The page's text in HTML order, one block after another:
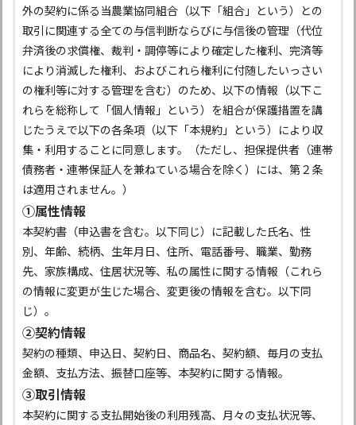
外の契約に係る当農業協同組合（以下「組合」という）との
取引に関連する全ての与信判断ならびに与信後の管理（代位
弁済後の求償権、裁判・調停等により確定した権利、完済等
により消滅した権利、およびこれら権利に付随したいっさい
の権利等に対する管理を含む）のため、以下の情報（以下こ
れらを総称して「個人情報」という）を組合が保護措置を講
じたうえで以下の各条項（以下「本規約」という）により収
集・利用することに同意します。（ただし、担保提供者（連帯
債務者・連帯保証人を兼ねている場合を除く）には、第２条
は適用されません。）
①属性情報
本契約書（申込書を含む。以下同じ）に記載した氏名、性
別、年齢、続柄、生年月日、住所、電話番号、職業、勤務
先、家族構成、住居状況等、私の属性に関する情報（これら
の情報に変更が生じた場合、変更後の情報を含む。以下同
じ）。
②契約情報
契約の種類、申込日、契約日、商品名、契約額、毎月の支払
金額、支払方法、振替口座等、本契約に関する情報。
③取引情報
本契約に関する支払開始後の利用残高、月々の支払状況等、